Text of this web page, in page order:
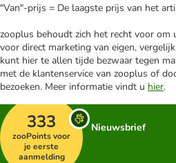
"Van"-prijs = De laagste prijs van het
zooplus behoudt zich het recht voor om
voor direct marketing van eigen,
kunt hier te allen tijde bezwaar tegen
met de klantenservice van zooplus of
bezoeken. Meer informatie vindt u hier.
333
zooPoints voor
je eerste
aanmelding
Nieuwsbrief